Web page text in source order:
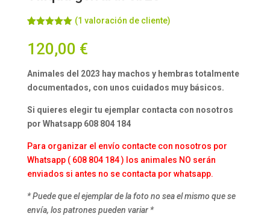
con5.00 de
5 en base
valoración
cliente
(1 valoración de cliente)
120,00 €
Animales del 2023 hay machos y hembras totalmente
documentados, con unos cuidados muy básicos.
Si quieres elegir tu ejemplar contacta con nosotros
por Whatsapp 608 804 184
Para organizar el envío contacte con nosotros por
Whatsapp ( 608 804 184 ) los animales NO serán
enviados si antes no se contacta por whatsapp.
* Puede que el ejemplar de la foto no sea el mismo que se
envía, los patrones pueden variar *